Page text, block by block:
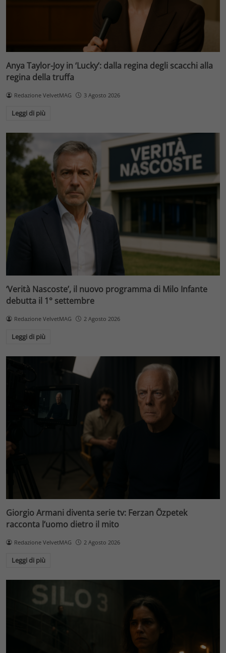
Anya Taylor-Joy in ‘Lucky’: dalla regina degli scacchi alla
regina della truffa
Redazione VelvetMAG 3 Agosto 2026
Leggi di più
‘Verità Nascoste’, il nuovo programma di Milo Infante
debutta il 1° settembre
Redazione VelvetMAG 2 Agosto 2026
Leggi di più
Giorgio Armani diventa serie tv: Ferzan Özpetek
racconta l’uomo dietro il mito
Redazione VelvetMAG 2 Agosto 2026
Leggi di più